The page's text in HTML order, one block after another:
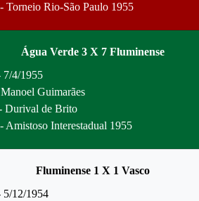
- Torneio Rio-São Paulo 1955
Água Verde 3 X 7 Fluminense
7/4/1955
Guimarães
Durival de Brito
- Amistoso Interestadual 1955
Fluminense 1 X 1 Vasco
5/12/1954